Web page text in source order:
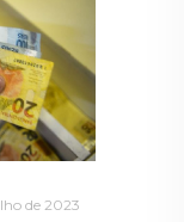
de 2023